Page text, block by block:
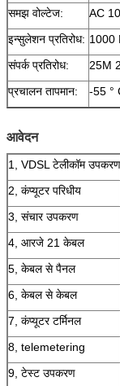
समझ वोल्टेज:
AC
इन्सुलेशन प्रतिरोध: 1000
संपर्क प्रतिरोध:
25M
प्रचालन तापमान:
-55 °
आवेदन
1, VDSL टेलीकॉम उपकरण
2, कंप्यूटर परिधीय
3, संचार उपकरण
4, आरजे 21 केबल
5, केबल से पैनल
6, केबल से केबल
7, कंप्यूटर टर्मिनल
8, telemetering
9, टेस्ट उपकरण